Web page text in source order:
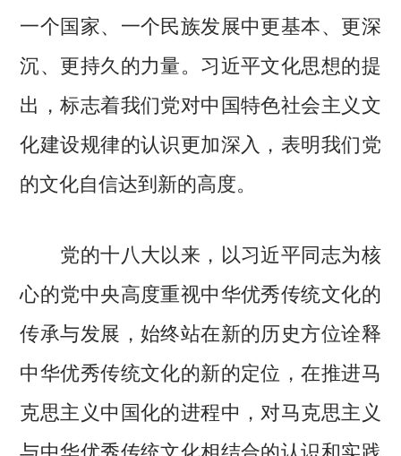
一个国家、一个民族发展中更基本、更深
沉、更持久的力量。习近平文化思想的提
出，标志着我们党对中国特色社会主义文
化建设规律的认识更加深入，表明我们党
的文化自信达到新的高度。
党的十八大以来，以习近平同志为核
心的党中央高度重视中华优秀传统文化的
传承与发展，始终站在新的历史方位诠释
中华优秀传统文化的新的定位，在推进马
克思主义中国化的进程中，对马克思主义
与中华优秀传统文化相结合的认识和实践